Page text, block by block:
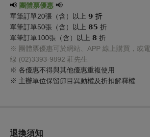
📢 團體票優惠 📢
單筆訂單20張（含）以上 𝟵 折
單筆訂單50張（含）以上 𝟴𝟱 折
單筆訂單100張（含）以上 𝟴 折
※ 團體票優惠可於網站、APP 線上購買，或
線 (02)3393-9892 莊先生
※ 各優惠不得與其他優惠重複使用
※ 主辦單位保留節目異動權及折扣解釋權
退換須知